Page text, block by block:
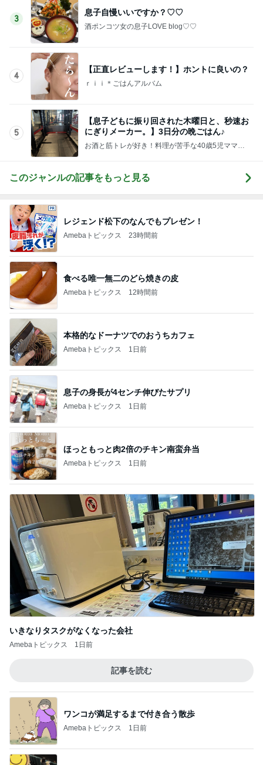
3
息子自慢いいですか？♡♡
酒ポンコツ女の息子LOVE blog♡♡
4
【正直レビューします！】ホントに良いの？
ｒｉｉ＊ごはんアルバム
5
【息子どもに振り回された木曜日と、秒速お
にぎりメーカー。】3日分の晩ごはん♪
お酒と筋トレが好き！料理が苦手な40歳5児ママ主
このジャンルの記事をもっと見る
レジェンド松下のなんでもプレゼン！
Amebaトピックス 23時間前
食べる唯一無二のどら焼きの皮
Amebaトピックス 12時間前
本格的なドーナツでのおうちカフェ
Amebaトピックス 1日前
息子の身長が4センチ伸びたサプリ
Amebaトピックス 1日前
ほっともっと肉2倍のチキン南蛮弁当
Amebaトピックス 1日前
いきなりタスクがなくなった会社
Amebaトピックス 1日前
記事を読む
ワンコが満足するまで付き合う散歩
Amebaトピックス 1日前